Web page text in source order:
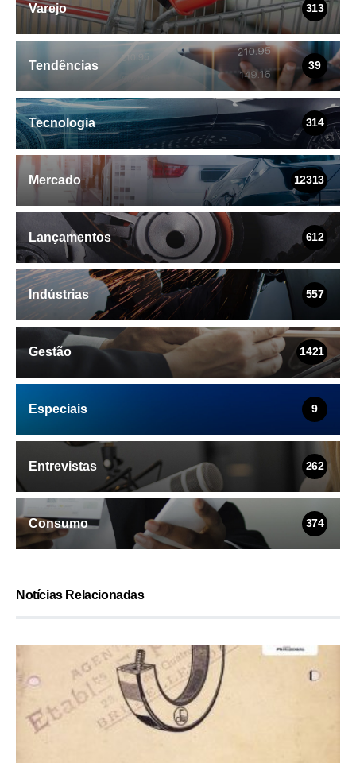
Varejo 313
Tendências 39
Tecnologia 314
Mercado 12313
Lançamentos 612
Indústrias 557
Gestão 1421
Especiais 9
Entrevistas 262
Consumo 374
Notícias Relacionadas